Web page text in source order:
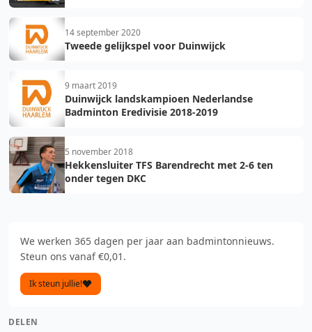
14 september 2020
Tweede gelijkspel voor Duinwijck
9 maart 2019
Duinwijck landskampioen Nederlandse
Badminton Eredivisie 2018-2019
5 november 2018
Hekkensluiter TFS Barendrecht met 2-6 ten
onder tegen DKC
We werken 365 dagen per jaar aan badmintonnieuws.
Steun ons vanaf €0,01.
Ik steun jullie!
DELEN